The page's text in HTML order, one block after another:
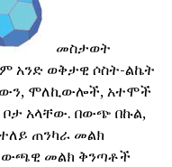
መስታወት
አንድ ወቅታዊ ሶስት-ልኬት
ሞለኪውሎች, አተሞች
አላቸው. በውጭ በኩል,
ጠንካራ መልክ
ውጫዊ መልክ ቅንጣቶች